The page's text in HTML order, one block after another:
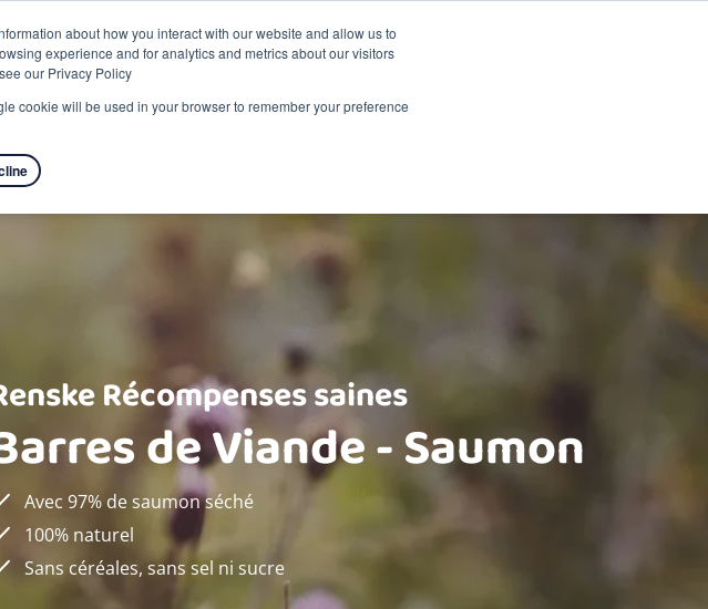
about how you interact with our website and allow us to
experience and for analytics and metrics about our visitors
our Privacy Policy
cookie will be used in your browser to remember your preference
La durabilité
Produits
Récompenses saines
de Viande - Saumon
Avec 97% de saumon séché
100% naturel
Sans céréales, sans sel ni sucre